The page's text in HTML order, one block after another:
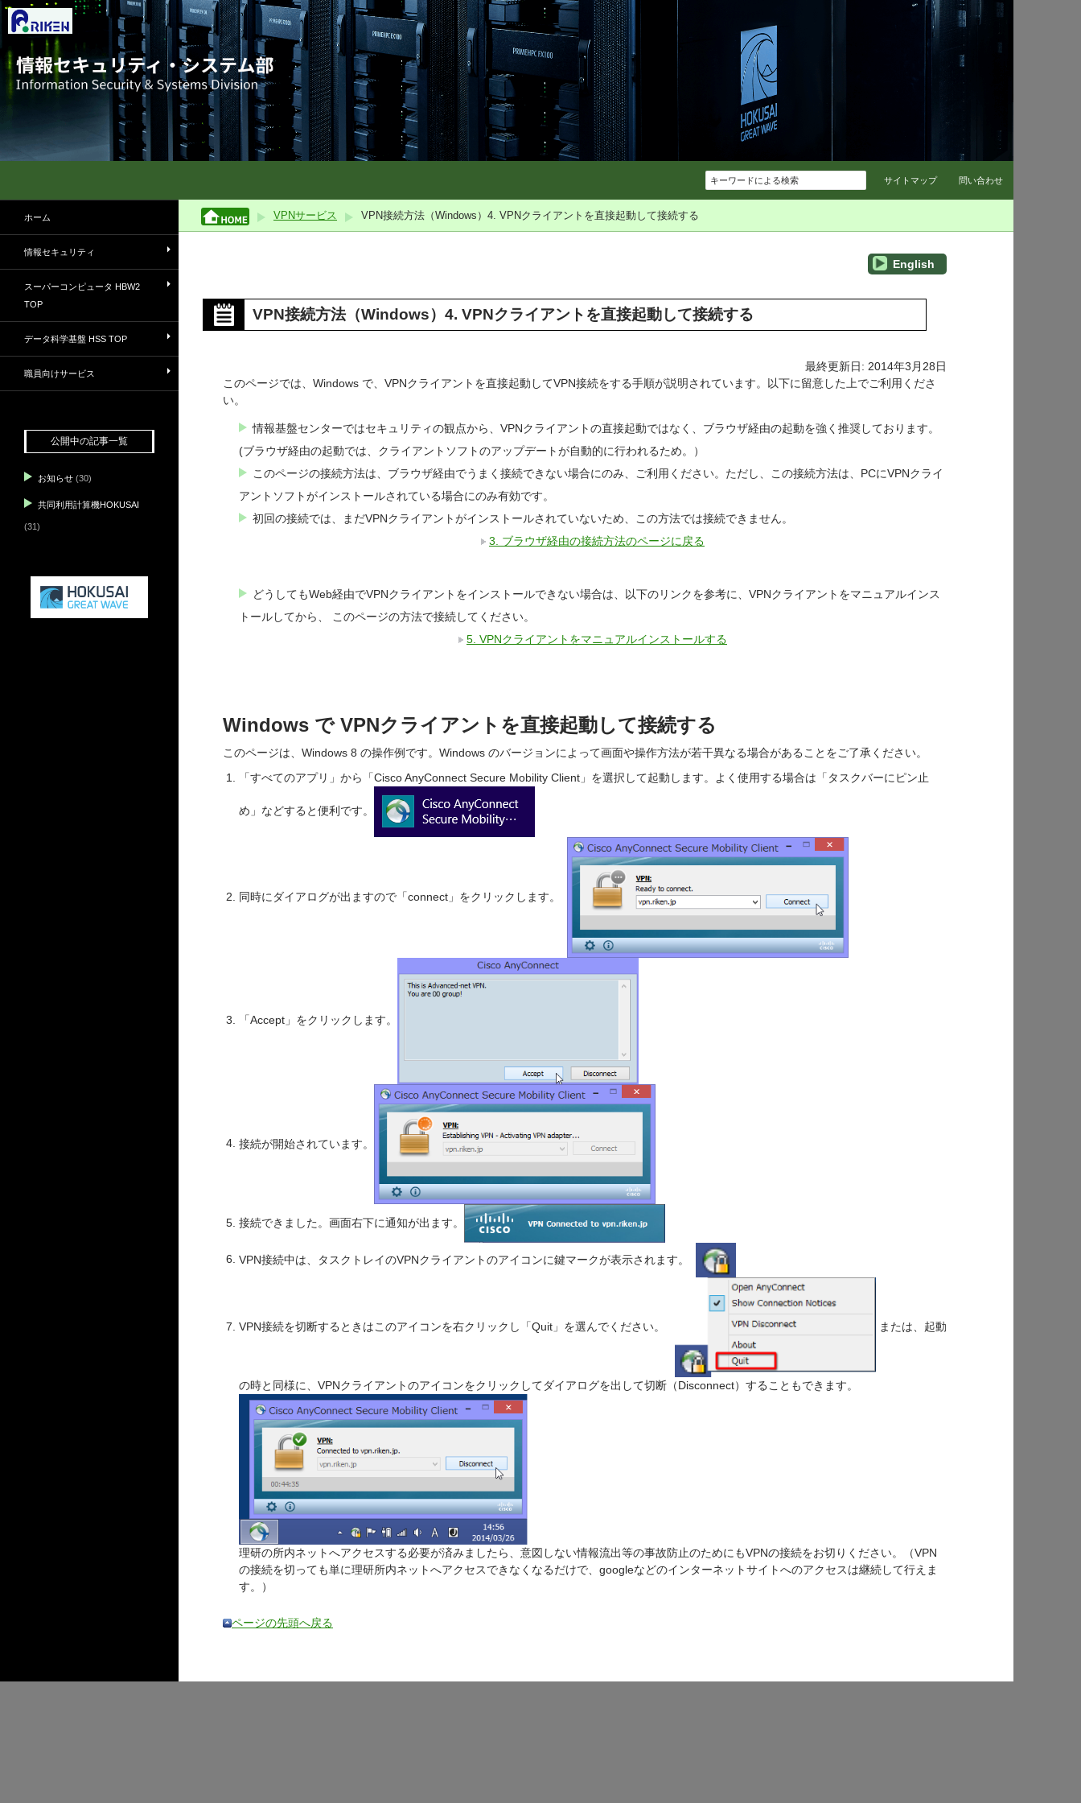
サイトマップ
問い合わせ
VPNサービス VPN接続方法（Windows）4. VPNクライアントを直接起動して接続する
English
VPN接続方法（Windows）4. VPNクライアントを直接起動して接続する
最終更新日: 2014年3月28日
このページでは、Windows で、VPNクライアントを直接起動してVPN接続をする手順が説明されています。以下に留意した上でご利用くださ
い。
情報基盤センターではセキュリティの観点から、VPNクライアントの直接起動ではなく、ブラウザ経由の起動を強く推奨しております。
(ブラウザ経由の起動では、クライアントソフトのアップデートが自動的に行われるため。）
このページの接続方法は、ブラウザ経由でうまく接続できない場合にのみ、ご利用ください。ただし、この接続方法は、PCにVPNクライ
アントソフトがインストールされている場合にのみ有効です。
初回の接続では、まだVPNクライアントがインストールされていないため、この方法では接続できません。
3. ブラウザ経由の接続方法のページに戻る
どうしてもWeb経由でVPNクライアントをインストールできない場合は、以下のリンクを参考に、VPNクライアントをマニュアルインス
トールしてから、 このページの方法で接続してください。
5. VPNクライアントをマニュアルインストールする
Windows で VPNクライアントを直接起動して接続する
このページは、Windows 8 の操作例です。Windows のバージョンによって画面や操作方法が若干異なる場合があることをご了承ください。
「すべてのアプリ」から「Cisco AnyConnect Secure Mobility Client」を選択して起動します。よく使用する場合は「タスクバーにピン止
め」などすると便利です。
同時にダイアログが出ますので「connect」をクリックします。
「Accept」をクリックします。
接続が開始されています。
接続できました。画面右下に通知が出ます。
VPN接続中は、タスクトレイのVPNクライアントのアイコンに鍵マークが表示されます。
VPN接続を切断するときはこのアイコンを右クリックし「Quit」を選んでください。 または、起動
の時と同様に、VPNクライアントのアイコンをクリックしてダイアログを出して切断（Disconnect）することもできます。
理研の所内ネットへアクセスする必要が済みましたら、意図しない情報流出等の事故防止のためにもVPNの接続をお切りください。（VPN
の接続を切っても単に理研所内ネットへアクセスできなくなるだけで、googleなどのインターネットサイトへのアクセスは継続して行えま
す。）
ページの先頭へ戻る
けサービスの情報を所内外にご案内
します
ホーム
情報セキュリティ
スーパーコンピュータ HBW2
TOP
データ科学基盤 HSS TOP
職員向けサービス
公開中の記事一覧
お知らせ (30)
共同利用計算機HOKUSAI
(31)